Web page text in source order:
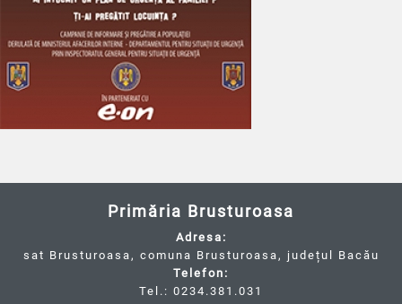
Primăria Brusturoasa
Adresa:
sat Brusturoasa, comuna Brusturoasa, județul Bacău
Telefon:
Tel.: 0234.381.031